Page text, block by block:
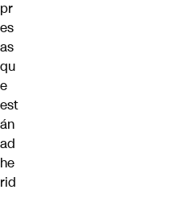
pr
es
as
qu
e
est
án
ad
he
rid